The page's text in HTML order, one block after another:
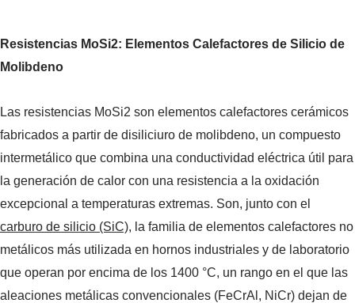
Resistencias MoSi2: Elementos Calefactores de Silicio de
Molibdeno
Las resistencias MoSi2 son elementos calefactores cerámicos
fabricados a partir de disiliciuro de molibdeno, un compuesto
intermetálico que combina una conductividad eléctrica útil para
la generación de calor con una resistencia a la oxidación
excepcional a temperaturas extremas. Son, junto con el
carburo de silicio (SiC), la familia de elementos calefactores no
metálicos más utilizada en hornos industriales y de laboratorio
que operan por encima de los 1400 °C, un rango en el que las
aleaciones metálicas convencionales (FeCrAl, NiCr) dejan de